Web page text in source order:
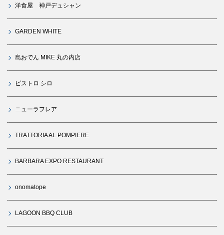
洋食屋 神戸デュシャン
GARDEN WHITE
島おでん MIKE 丸の内店
ビストロ シロ
ニューラフレア
TRATTORIA AL POMPIERE
BARBARA EXPO RESTAURANT
onomatope
LAGOON BBQ CLUB